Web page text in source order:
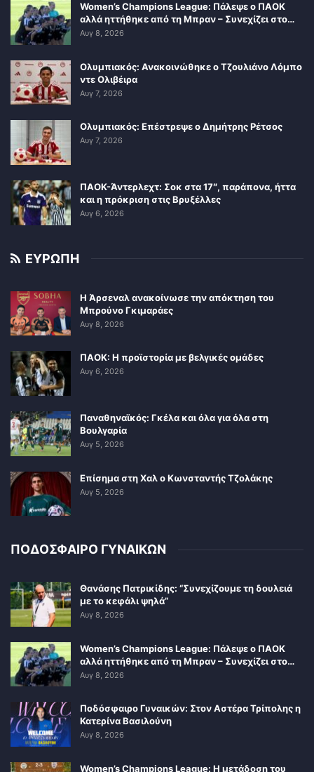
Women’s Champions League: Πάλεψε ο ΠΑΟΚ
αλλά ηττήθηκε από τη Μπραν – Συνεχίζει στο…
Αυγ 8, 2026
Ολυμπιακός: Ανακοινώθηκε ο Τζουλιάνο Λόμπο
ντε Ολιβέιρα
Αυγ 7, 2026
Ολυμπιακός: Επέστρεψε ο Δημήτρης Ρέτσος
Αυγ 7, 2026
ΠΑΟΚ-Άντερλεχτ: Σοκ στα 17″, παράπονα, ήττα
και η πρόκριση στις Βρυξέλλες
Αυγ 6, 2026
ΕΥΡΩΠΗ
Η Άρσεναλ ανακοίνωσε την απόκτηση του
Μπρούνο Γκιμαράες
Αυγ 8, 2026
ΠΑΟΚ: Η προϊστορία με βελγικές ομάδες
Αυγ 6, 2026
Παναθηναϊκός: Γκέλα και όλα για όλα στη
Βουλγαρία
Αυγ 5, 2026
Επίσημα στη Χαλ ο Κωνσταντής Τζολάκης
Αυγ 5, 2026
ΠΟΔΟΣΦΑΙΡΟ ΓΥΝΑΙΚΩΝ
Θανάσης Πατρικίδης: “Συνεχίζουμε τη δουλειά
με το κεφάλι ψηλά”
Αυγ 8, 2026
Women’s Champions League: Πάλεψε ο ΠΑΟΚ
αλλά ηττήθηκε από τη Μπραν – Συνεχίζει στο…
Αυγ 8, 2026
Ποδόσφαιρο Γυναικών: Στον Αστέρα Τρίπολης η
Κατερίνα Βασιλούνη
Αυγ 8, 2026
Women’s Champions League: Η μετάδοση του